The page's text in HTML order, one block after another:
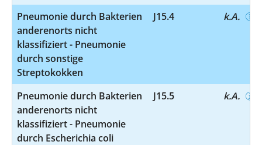
Pneumonie durch Bakterien
anderenorts nicht
klassifiziert - Pneumonie
durch sonstige
Streptokokken
J15.4 k.A.
Pneumonie durch Bakterien
anderenorts nicht
klassifiziert - Pneumonie
durch Escherichia coli
J15.5 k.A.